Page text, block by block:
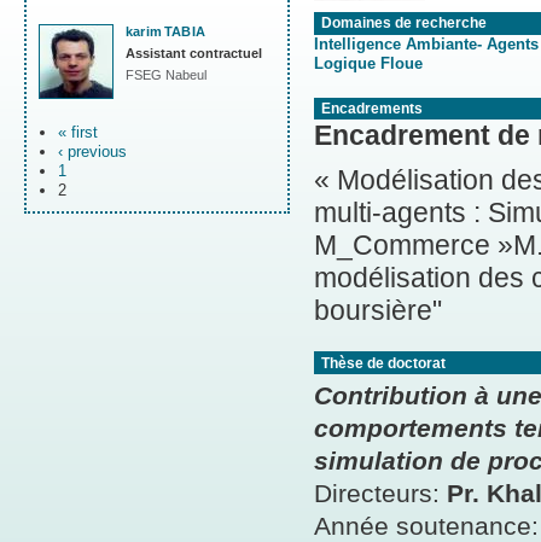
Domaines de recherche
Intelligence Ambiante-
Logique Floue
Encadrements
Encadrement
« Modélisation
multi-agents :
M_Commerce »M.
modélisation des
boursière"
Thèse de doctorat
Contribution à
comportements
simulation de
Directeurs: Pr.
Année
karimTABIA
Assistant contractuel
FSEG Nabeul
« first
‹ previous
1
2